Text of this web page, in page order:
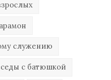
служению
с батюшкой